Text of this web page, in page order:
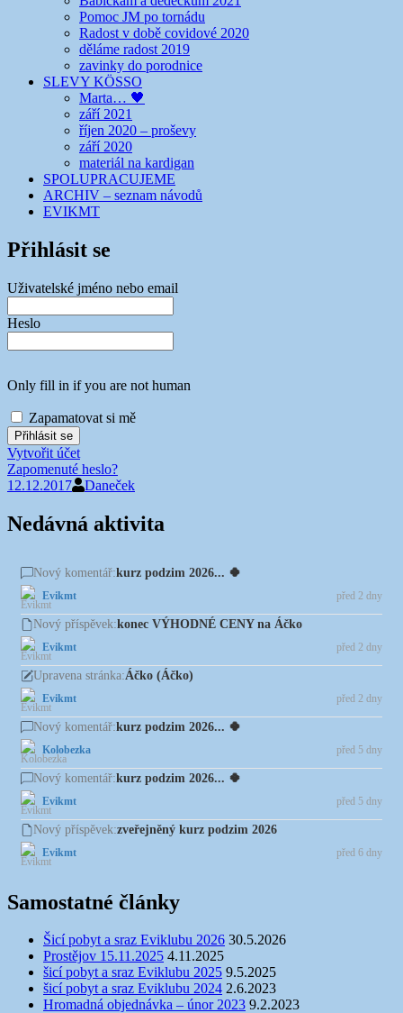
Pomoc JM po tornádu
Radost v době covidové 2020
děláme radost 2019
zavinky do porodnice
SLEVY KÖSSO
Marta… 🖤
září 2021
říjen 2020 – proševy
září 2020
materiál na kardigan
SPOLUPRACUJEME
ARCHIV – seznam návodů
EVIKMT
Přihlásit se
Uživatelské jméno nebo email
Heslo
Only fill in if you are not human
Zapamatovat si mě
Vytvořit účet
Zapomenuté heslo?
12.12.2017
Daneček
Nedávná aktivita
Nový komentář:kurz podzim 2026... 🍀
Evikmt před 2 dny
Nový příspěvek:konec VÝHODNÉ CENY na Áčko
Evikmt před 2 dny
Upravena stránka:Áčko (Áčko)
Evikmt před 2 dny
Nový komentář:kurz podzim 2026... 🍀
Kolobezka před 5 dny
Nový komentář:kurz podzim 2026... 🍀
Evikmt před 5 dny
Nový příspěvek:zveřejněný kurz podzim 2026
Evikmt před 6 dny
Samostatné články
Šicí pobyt a sraz Eviklubu 2026 30.5.2026
Prostějov 15.11.2025 4.11.2025
šicí pobyt a sraz Eviklubu 2025 9.5.2025
šicí pobyt a sraz Eviklubu 2024 2.6.2023
Hromadná objednávka – únor 2023 9.2.2023